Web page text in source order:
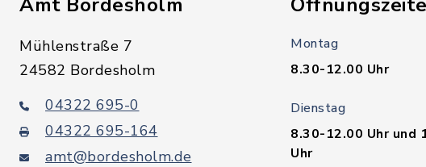
Mühlenstraße 7
24582 Bordesholm
04322 695-0
04322 695-164
amt@bordesholm.de
Montag
8.30-12.00 Uhr
Dienstag
8.30-12.00 Uhr und
Uhr